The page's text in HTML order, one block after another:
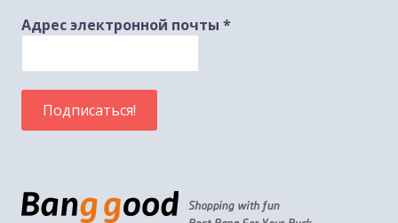
Адрес электронной почты *